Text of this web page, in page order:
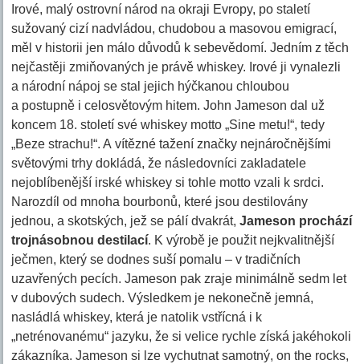
Irové, malý ostrovní národ na okraji Evropy, po staletí
sužovaný cizí nadvládou, chudobou a masovou emigrací,
měl v historii jen málo důvodů k sebevědomí. Jedním z těch
nejčastěji zmiňovaných je právě whiskey. Irové ji vynalezli
a národní nápoj se stal jejich hýčkanou chloubou
a postupně i celosvětovým hitem. John Jameson dal už
koncem 18. století své whiskey motto „Sine metu!“, tedy
„Beze strachu!“. A vítězné tažení značky nejnáročnějšími
světovými trhy dokládá, že následovníci zakladatele
nejoblíbenější irské whiskey si tohle motto vzali k srdci.
Narozdíl od mnoha bourbonů, které jsou destilovány
jednou, a skotských, jež se pálí dvakrát,Jameson prochází
trojnásobnou destilací. K výrobě je použit nejkvalitnější
ječmen, který se dodnes suší pomalu – v tradičních
uzavřených pecích. Jameson pak zraje minimálně sedm let
v dubových sudech. Výsledkem je nekonečně jemná,
nasládlá whiskey, která je natolik vstřícná i k
„netrénovanému“ jazyku, že si velice rychle získá jakéhokoli
zákazníka. Jameson si lze vychutnat samotný, on the rocks,